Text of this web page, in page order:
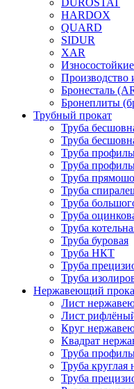
HARDOX
QUARD
SIDUR
XAR
Производство
Бронесталь
Бронеплиты
Трубный прокат
Труба
Труба
Труба
Труба
Труба
Труба
Труба
Труба
Труба
Труба буровая
Труба НКТ
Труба
Труба
Нержавеющий
Лист
Лист
Круг
Квадрат
Труба
Труба круглая
Труба